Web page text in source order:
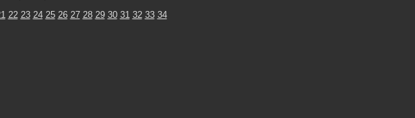
22 23 24 25 26 27 28 29 30 31 32 33 34